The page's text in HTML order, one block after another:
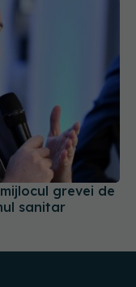
grevei de
sanitar